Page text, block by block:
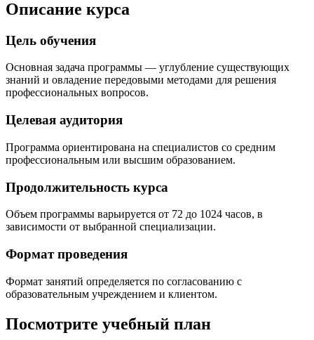
Описание курса
Цель обучения
Основная задача программы — углубление существующих
знаний и овладение передовыми методами для решения
профессиональных вопросов.
Целевая аудитория
Программа ориентирована на специалистов со средним
профессиональным или высшим образованием.
Продолжительность курса
Объем программы варьируется от 72 до 1024 часов, в
зависимости от выбранной специализации.
Формат проведения
Формат занятий определяется по согласованию с
образовательным учреждением и клиентом.
Посмотрите учебный план